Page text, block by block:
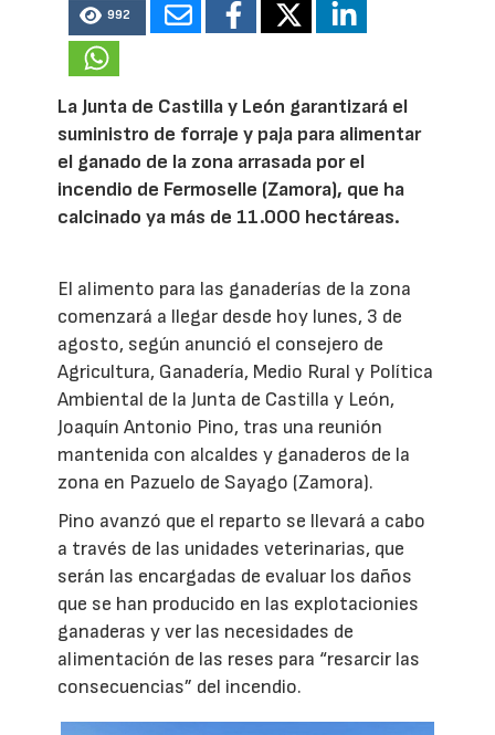
992
La Junta de Castilla y León garantizará el
suministro de forraje y paja para alimentar
el ganado de la zona arrasada por el
incendio de Fermoselle (Zamora), que ha
calcinado ya más de 11.000 hectáreas.
El alimento para las ganaderías de la zona
comenzará a llegar desde hoy lunes, 3 de
agosto, según anunció el consejero de
Agricultura, Ganadería, Medio Rural y Política
Ambiental de la Junta de Castilla y León,
Joaquín Antonio Pino, tras una reunión
mantenida con alcaldes y ganaderos de la
zona en Pazuelo de Sayago (Zamora).
Pino avanzó que el reparto se llevará a cabo
a través de las unidades veterinarias, que
serán las encargadas de evaluar los daños
que se han producido en las explotacionies
ganaderas y ver las necesidades de
alimentación de las reses para “resarcir las
consecuencias” del incendio.